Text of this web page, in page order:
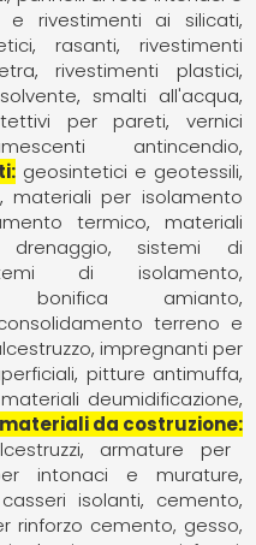
e rivestimenti ai silicati
rasanti
rivestimenti
rivestimenti plastici
smalti all'acqua
per pareti
vernici
antincendio
geosintetici e geotessili
materiali per isolamento
termico
materiali
sistemi di
di isolamento
bonifica amianto
terreno e
impregnanti per
pitture antimuffa
deumidificazione
materiali da costruzione
armature per
intonaci e murature
casseri isolanti
cemento
rinforzo cemento, gesso,